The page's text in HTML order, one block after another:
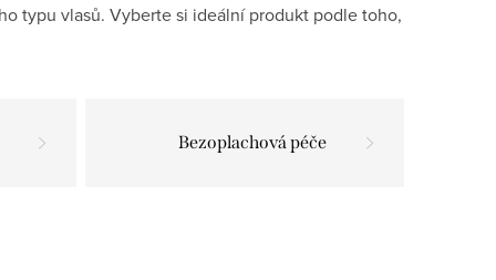
typu vlasů. Vyberte si ideální produkt podle toho,
Bezoplachová péče